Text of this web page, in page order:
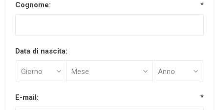
Cognome: *
Data di nascita:
E-mail: *